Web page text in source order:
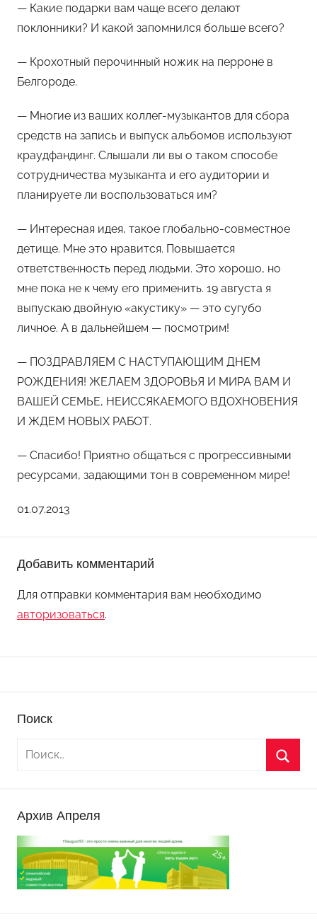
— Какие подарки вам чаще всего делают
поклонники? И какой запомнился больше всего?
— Крохотный перочинный ножик на перроне в
Белгороде.
— Многие из ваших коллег-музыкантов для сбора
средств на запись и выпуск альбомов используют
краудфандинг. Слышали ли вы о таком способе
сотрудничества музыканта и его аудитории и
планируете ли воспользоваться им?
— Интересная идея, такое глобально-совместное
детище. Мне это нравится. Повышается
ответственность перед людьми. Это хорошо, но
мне пока не к чему его применить. 19 августа я
выпускаю двойную «акустику» — это сугубо
личное. А в дальнейшем — посмотрим!
— ПОЗДРАВЛЯЕМ С НАСТУПАЮЩИМ ДНЕМ
РОЖДЕНИЯ! ЖЕЛАЕМ ЗДОРОВЬЯ И МИРА ВАМ И
ВАШЕЙ СЕМЬЕ, НЕИССЯКАЕМОГО ВДОХНОВЕНИЯ
И ЖДЕМ НОВЫХ РАБОТ.
— Спасибо! Приятно общаться с прогрессивными
ресурсами, задающими тон в современном мире!
01.07.2013
Добавить комментарий
Для отправки комментария вам необходимо
авторизоваться.
Поиск
Архив Апреля